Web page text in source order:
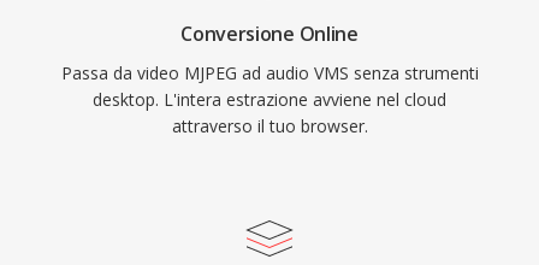
Conversione Online
Passa da video MJPEG ad audio VMS senza strumenti
desktop. L'intera estrazione avviene nel cloud
attraverso il tuo browser.